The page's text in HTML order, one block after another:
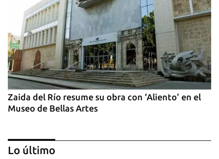
Zaida del Río resume su obra con ‘Aliento’ en el
Museo de Bellas Artes
Lo último